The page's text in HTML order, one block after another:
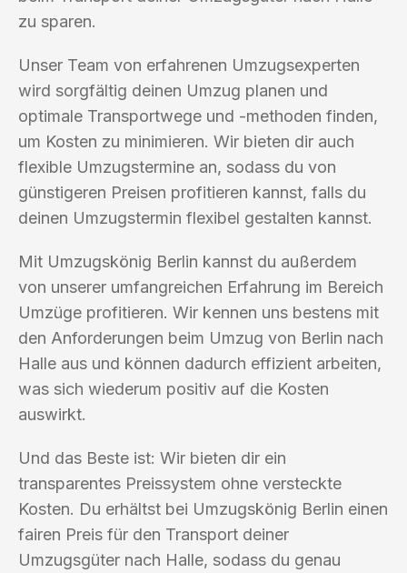
zu sparen.
Unser Team von erfahrenen Umzugsexperten
wird sorgfältig deinen Umzug planen und
optimale Transportwege und -methoden finden,
um Kosten zu minimieren. Wir bieten dir auch
flexible Umzugstermine an, sodass du von
günstigeren Preisen profitieren kannst, falls du
deinen Umzugstermin flexibel gestalten kannst.
Mit Umzugskönig Berlin kannst du außerdem
von unserer umfangreichen Erfahrung im Bereich
Umzüge profitieren. Wir kennen uns bestens mit
den Anforderungen beim Umzug von Berlin nach
Halle aus und können dadurch effizient arbeiten,
was sich wiederum positiv auf die Kosten
auswirkt.
Und das Beste ist: Wir bieten dir ein
transparentes Preissystem ohne versteckte
Kosten. Du erhältst bei Umzugskönig Berlin einen
fairen Preis für den Transport deiner
Umzugsgüter nach Halle, sodass du genau